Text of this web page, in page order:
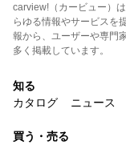
carview!（カービュー）
らゆる情報やサービスを
報から、ユーザーや専門
多く掲載しています。
知る
カタログ
ニュース
買う・売る